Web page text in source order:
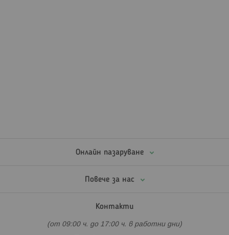
Онлайн пазаруване
Повече за нас
Контакти
(от 09:00 ч. до 17:00 ч. в работни дни)